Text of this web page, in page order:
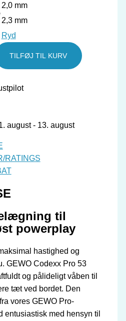
2,0 mm
2,3 mm
Ryd
TILFØJ TIL KURV
august - 13. august
RATINGS
til
powerplay
hastighed og
GEWO Codexx Pro 53
og pålideligt våben til
tæt ved bordet. Den
vores GEWO Pro-
entusiastisk med hensyn til